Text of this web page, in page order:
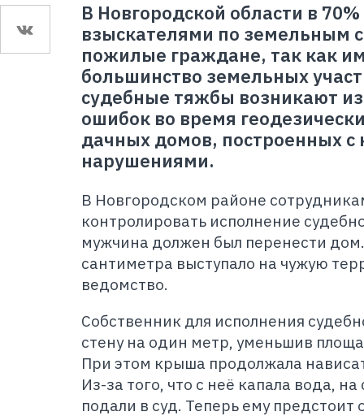
В Новгородской области в
взыскателями по земельным
пожилые граждане, так как
большинство земельных
судебные тяжбы возникают
ошибок во время
дачных домов, построенных
нарушениями.
В Новгородском районе
контролировать исполнение
мужчина должен был перенести
сантиметра выступало на чужую
ведомство.
Собственник для исполнения
стену на один метр, уменьшив
При этом крыша продолжала
Из-за того, что с неё капала вода,
подали в суд. Теперь ему